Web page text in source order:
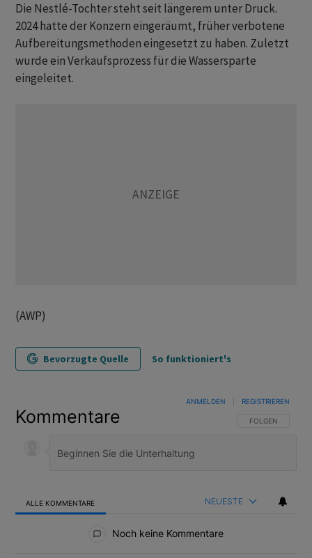
Die Nestlé-Tochter steht seit längerem unter Druck.
2024 hatte der Konzern eingeräumt, früher verbotene
Aufbereitungsmethoden eingesetzt zu haben. Zuletzt
wurde ein Verkaufsprozess für die Wassersparte
eingeleitet.
(AWP)
Bevorzugte Quelle So funktioniert's
Kommentare FOLGE DIESER
FOLGEN
ANMELDEN REGISTRIEREN
ALLE KOMMENTARE NEUESTE
Noch keine Kommentare